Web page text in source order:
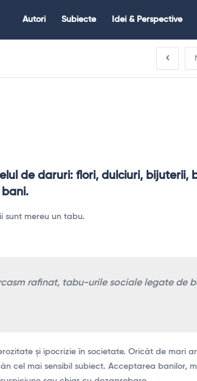
Citate.ro
Autori Subiecte Idei & Perspective
de daruri: flori, dulciuri, bijuterii,
sunt mereu un tabu.
rafinat, tabu-urile sociale legate de
și ipocrizie în societate. Oricât de mari
cel mai sensibil subiect. Acceptarea banilor,